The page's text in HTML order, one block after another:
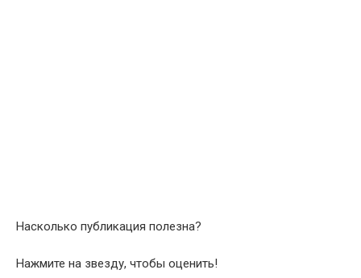
Насколько публикация полезна?
Нажмите на звезду, чтобы оценить!